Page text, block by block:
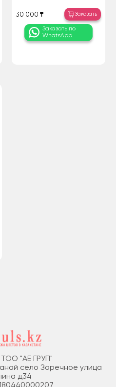
30 000 ₸ Заказать
Заказать по
WhatsApp
"АЕ ГРУП"
село Заречное улица
д34